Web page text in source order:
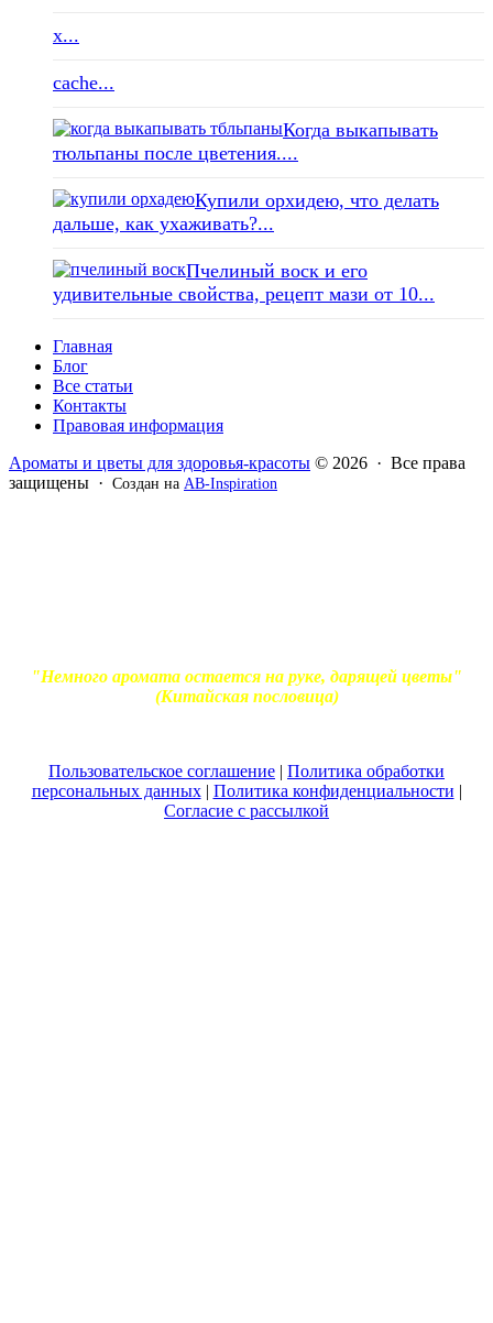
x...
cache...
Когда выкапывать
тюльпаны после цветения....
Купили орхидею, что делать
дальше, как ухаживать?...
Пчелиный воск и его
удивительные свойства, рецепт мази от 10...
Главная
Блог
Все статьи
Контакты
Правовая информация
Ароматы и цветы для здоровья-красоты © 2026 · Все права
защищены · Создан на AB-Inspiration
"Немного аромата остается на руке, дарящей цветы"
(Китайская пословица)
Пользовательское соглашение | Политика обработки
персональных данных| Политика конфиденциальности |
Согласие с рассылкой